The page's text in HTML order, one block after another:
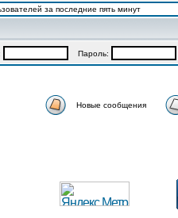
за последние пять минут
Пароль:
Новые сообщения